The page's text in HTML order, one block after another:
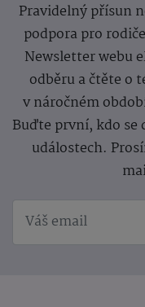
Pravidelný přísun
podpora pro
Newsletter webu
odběru a čtěte o
v náročném
Buďte první, kdo se
událostech.